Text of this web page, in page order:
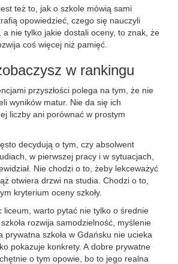
też to, jak o szkole mówią sami
opowiedzieć, czego się nauczyli
a nie tylko jakie dostali oceny, to znak, że
coś więcej niż pamięć.
w rankingu
przyszłości polega na tym, że nie
wyników matur. Nie da się ich
liczby ani porównać w prostym
decydują o tym, czy absolwent
w pierwszej pracy i w sytuacjach,
Nie chodzi o to, żeby lekceważyć
otwiera drzwi na studia. Chodzi o to,
kryterium oceny szkoły.
liceum, warto pytać nie tylko o średnie
rozwija samodzielność, myślenie
prywatna szkoła w Gdańsku nie ucieka
pokazuje konkrety. A dobre prywatne
o tym opowie, bo to jego realna